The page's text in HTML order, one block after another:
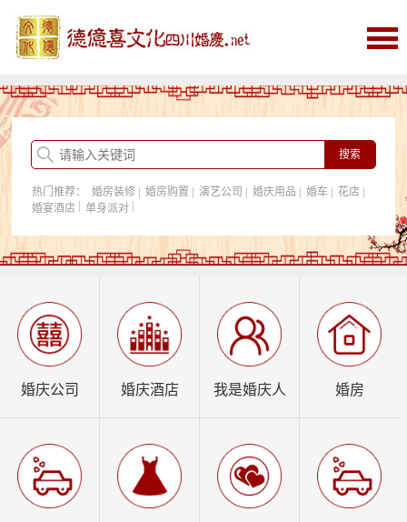
首页
婚庆
婚庆酒店
婚房购置
我是婚庆人
热门推荐： 婚房装修| 婚房购置 演艺公司 婚庆用品 婚车| 花店|
婚宴酒店| 单身派对|
婚庆公司 婚庆酒店 我是婚庆人 婚房